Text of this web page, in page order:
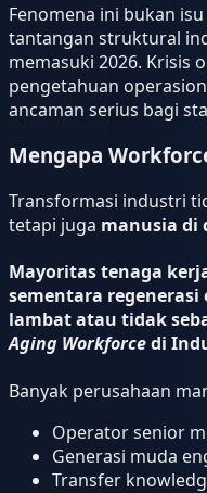
Fenomena ini bukan
tantangan struktural
memasuki 2026. Krisis
pengetahuan
ancaman serius bagi
Mengapa
Transformasi industri
tetapi juga manusia di
Mayoritas tenaga
sementara
lambat atau tidak
Aging Workforcedi
Banyak perusahaan
Operator senior
Generasi muda
Transfer